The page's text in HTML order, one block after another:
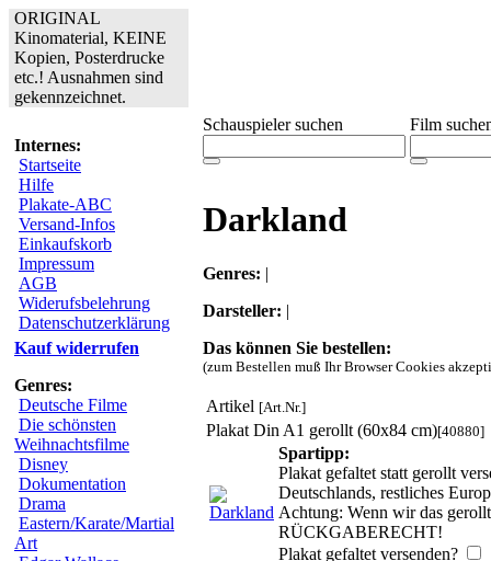
ORIGINAL
Kinomaterial, KEINE
Kopien, Posterdrucke
etc.! Ausnahmen sind
gekennzeichnet.
Internes:
Startseite
Hilfe
Plakate-ABC
Versand-Infos
Einkaufskorb
Impressum
AGB
Widerufsbelehrung
Datenschutzerklärung
Kauf widerrufen
Genres:
Deutsche Filme
Die schönsten
Weihnachtsfilme
Disney
Dokumentation
Drama
Eastern/Karate/Martial
Art
Schauspieler suchen Film
Darkland
Genres: |
Darsteller: |
Das können Sie bestellen:
(zum Bestellen muß Ihr Browser Cookies
Artikel [Art.Nr.]
Plakat Din A1 gerollt (60x84 cm)[40880]
Spartipp:
Plakat gefaltet statt gerollt
Deutschlands, restliches
Achtung: Wenn wir das
RÜCKGABERECHT!
Plakat gefaltet versenden?